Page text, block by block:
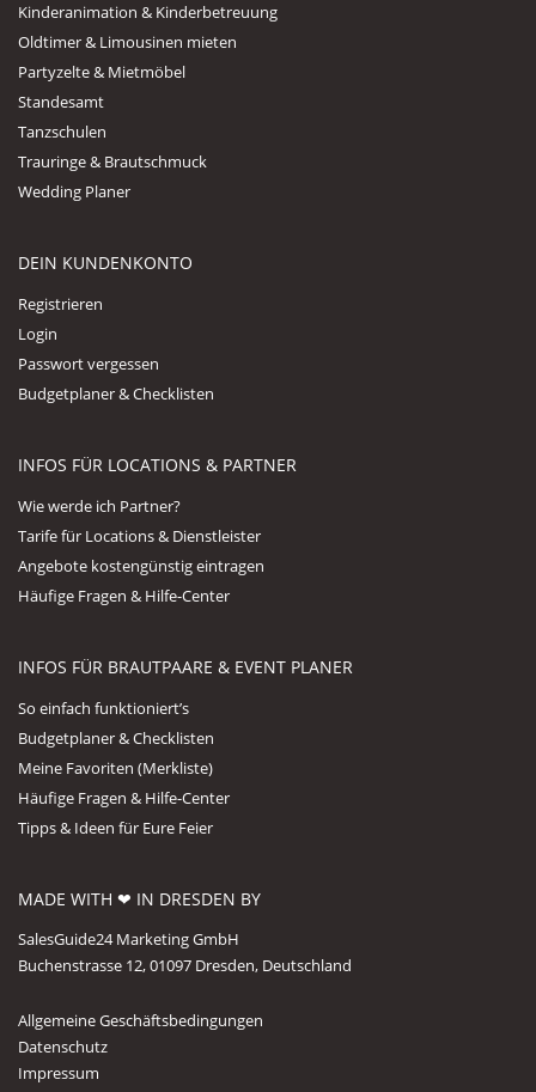
Kinderanimation & Kinderbetreuung
Oldtimer & Limousinen mieten
Partyzelte & Mietmöbel
Standesamt
Tanzschulen
Trauringe & Brautschmuck
Wedding Planer
DEIN KUNDENKONTO
Registrieren
Login
Passwort vergessen
Budgetplaner & Checklisten
INFOS FÜR LOCATIONS & PARTNER
Wie werde ich Partner?
Tarife für Locations & Dienstleister
Angebote kostengünstig eintragen
Häufige Fragen & Hilfe-Center
INFOS FÜR BRAUTPAARE & EVENT PLANER
So einfach funktioniert’s
Budgetplaner & Checklisten
Meine Favoriten (Merkliste)
Häufige Fragen & Hilfe-Center
Tipps & Ideen für Eure Feier
MADE WITH ❤ IN DRESDEN BY
SalesGuide24 Marketing GmbH
Buchenstrasse 12, 01097 Dresden, Deutschland
Allgemeine Geschäftsbedingungen
Datenschutz
Impressum